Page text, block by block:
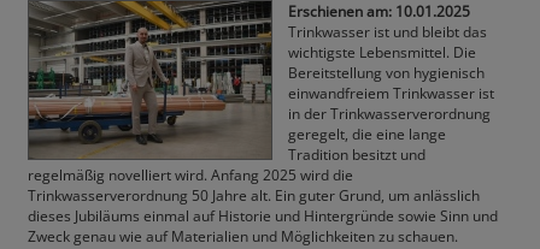
Erschienen am: 10.01.2025
Trinkwasser ist und bleibt das
wichtigste Lebensmittel. Die
Bereitstellung von hygienisch
einwandfreiem Trinkwasser ist
in der Trinkwasserverordnung
geregelt, die eine lange
Tradition besitzt und
regelmäßig novelliert wird. Anfang 2025 wird die
Trinkwasserverordnung 50 Jahre alt. Ein guter Grund, um anlässlich
dieses Jubiläums einmal auf Historie und Hintergründe sowie Sinn und
Zweck genau wie auf Materialien und Möglichkeiten zu schauen.